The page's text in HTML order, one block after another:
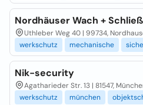
Nordhäuser Wach +
Uthleber Weg 40 | 99734,
werkschutz
mechanische
Nik-security
Agatharieder Str. 13 | 81547,
werkschutz
münchen